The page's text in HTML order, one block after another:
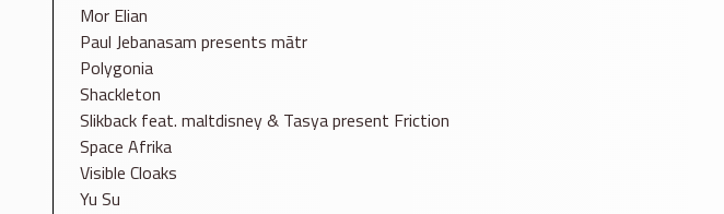
Mor Elian
Paul Jebanasam presents mātr
Polygonia
Shackleton
Slikback feat. maltdisney & Tasya present Friction
Space Afrika
Visible Cloaks
Yu Su